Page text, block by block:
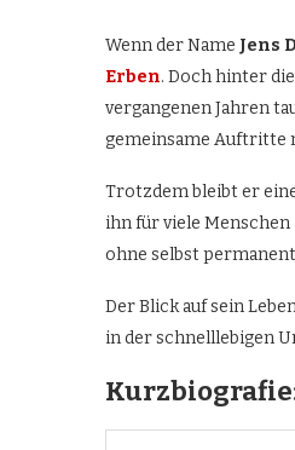
Wenn der Name Jens
Erben. Doch hinter
vergangenen Jahren
gemeinsame Auftritte
Trotzdem bleibt er
ihn für viele
ohne selbst
Der Blick auf sein
in der schnelllebigen